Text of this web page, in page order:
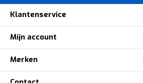
Klantenservice
Mijn account
Merken